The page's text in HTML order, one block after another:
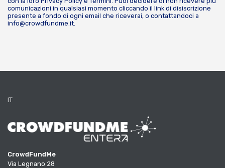
comunicazioni in qualsiasi momento cliccando il link di disiscrizione
presente a fondo di ogni email che riceverai, o contattandoci a
info@crowdfundme.it
IT
CrowdFundMe
Via Legnano 28